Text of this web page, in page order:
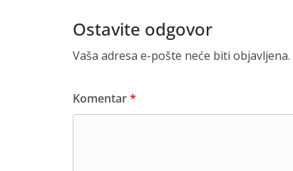
Ostavite odgovor
Vaša adresa e-pošte neće biti objavljena.
Komentar*